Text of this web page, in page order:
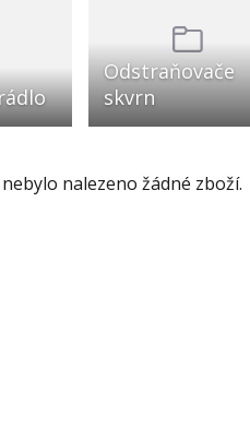
Odstraňovače
skvrn
nalezeno žádné zboží.